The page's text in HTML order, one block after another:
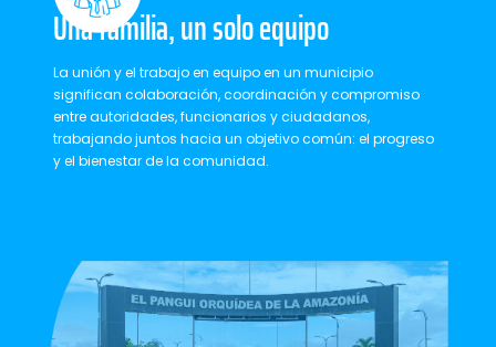
Una familia, un solo equipo
La unión y el trabajo en equipo en un municipio
significan colaboración, coordinación y compromiso
entre autoridades, funcionarios y ciudadanos,
trabajando juntos hacia un objetivo común: el progreso
y el bienestar de la comunidad.